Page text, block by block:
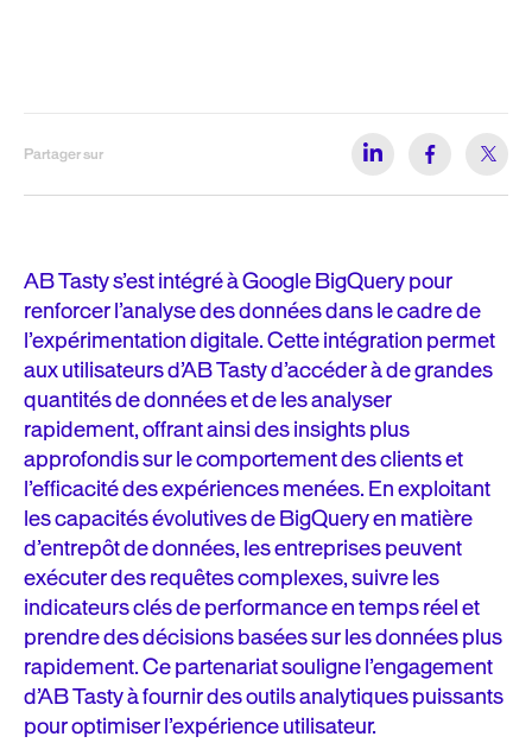
Partager sur
AB Tasty s’est intégré à Google BigQuery pour
renforcer l’analyse des données dans le cadre de
l’expérimentation digitale. Cette intégration permet
aux utilisateurs d’AB Tasty d’accéder à de grandes
quantités de données et de les analyser
rapidement, offrant ainsi des insights plus
approfondis sur le comportement des clients et
l’efficacité des expériences menées. En exploitant
les capacités évolutives de BigQuery en matière
d’entrepôt de données, les entreprises peuvent
exécuter des requêtes complexes, suivre les
indicateurs clés de performance en temps réel et
prendre des décisions basées sur les données plus
rapidement. Ce partenariat souligne l’engagement
d’AB Tasty à fournir des outils analytiques puissants
pour optimiser l’expérience utilisateur.